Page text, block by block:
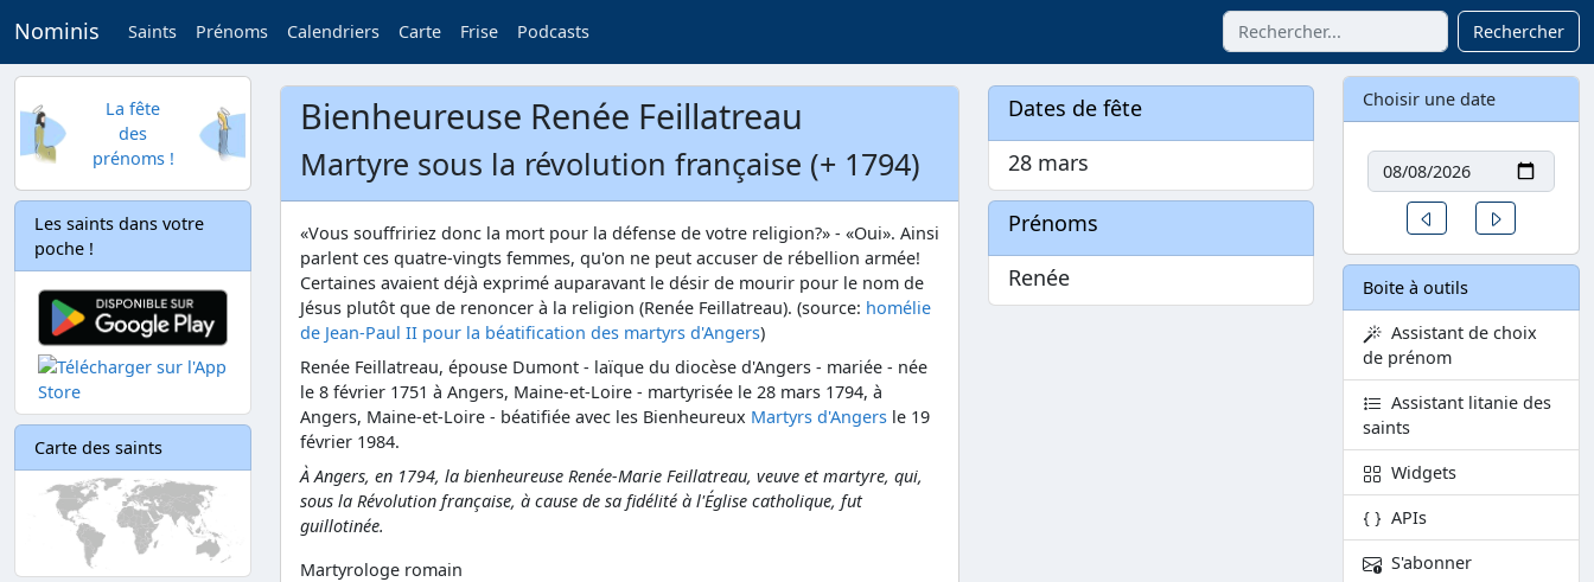
Nominis Saints Prénoms Calendriers Carte Frise Podcasts Rechercher
La fête
des
prénoms !
Les saints dans votre
poche !
Carte des saints
Bienheureuse Renée Feillatreau
Martyre sous la révolution française (+ 1794)
«Vous souffririez donc la mort pour la défense de votre religion?» - «Oui». Ainsi
parlent ces quatre-vingts femmes, qu'on ne peut accuser de rébellion armée!
Certaines avaient déjà exprimé auparavant le désir de mourir pour le nom de
Jésus plutôt que de renoncer à la religion (Renée Feillatreau). (source: homélie
de Jean-Paul II pour la béatification des martyrs d'Angers)
Renée Feillatreau, épouse Dumont - laïque du diocèse d'Angers - mariée - née
le 8 février 1751 à Angers, Maine-et-Loire - martyrisée le 28 mars 1794, à
Angers, Maine-et-Loire - béatifiée avec les Bienheureux Martyrs d'Angers le 19
février 1984.
À Angers, en 1794, la bienheureuse Renée-Marie Feillatreau, veuve et martyre, qui,
sous la Révolution française, à cause de sa fidélité à l'Église catholique, fut
guillotinée.
Martyrologe romain
Dates de fête
28 mars
Prénoms
Renée
Choisir une date
Date
Un jour avant
Boite à outils
Assistant de choix
de prénom
Assistant litanie des
saints
Widgets
APIs
S'abonner